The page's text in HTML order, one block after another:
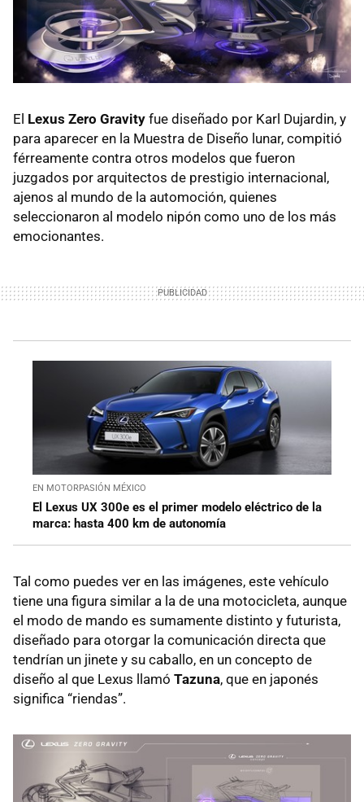
El Lexus Zero Gravity fue diseñado por Karl Dujardin, y
para aparecer en la Muestra de Diseño lunar, compitió
férreamente contra otros modelos que fueron
juzgados por arquitectos de prestigio internacional,
ajenos al mundo de la automoción, quienes
seleccionaron al modelo nipón como uno de los más
emocionantes.
EN MOTORPASIÓN MÉXICO
El Lexus UX 300e es el primer modelo eléctrico de la
marca: hasta 400 km de autonomía
Tal como puedes ver en las imágenes, este vehículo
tiene una figura similar a la de una motocicleta, aunque
el modo de mando es sumamente distinto y futurista,
diseñado para otorgar la comunicación directa que
tendrían un jinete y su caballo, en un concepto de
diseño al que Lexus llamó Tazuna, que en japonés
significa “riendas”.